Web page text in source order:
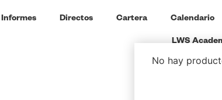
No hay
Informes Directos Cartera Calendario
LWS